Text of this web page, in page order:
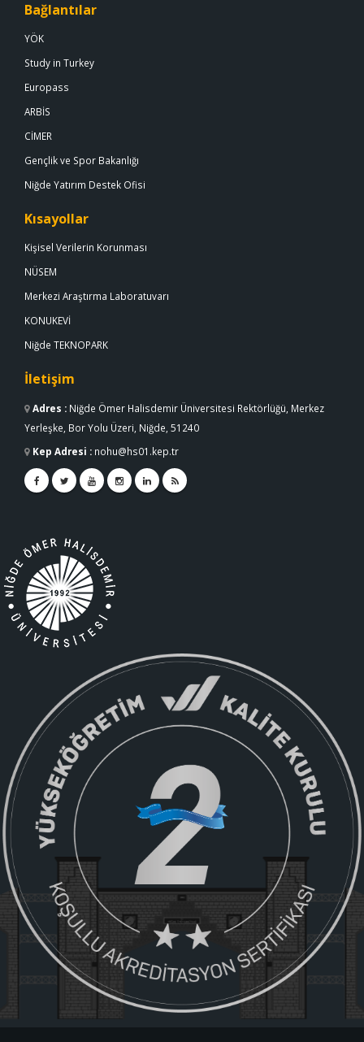
Bağlantılar
YÖK
Study in Turkey
Europass
ARBİS
CİMER
Gençlik ve Spor Bakanlığı
Niğde Yatırım Destek Ofisi
Kısayollar
Kişisel Verilerin Korunması
NÜSEM
Merkezi Araştırma Laboratuvarı
KONUKEVİ
Niğde TEKNOPARK
İletişim
Adres : Niğde Ömer Halisdemir Üniversitesi Rektörlüğü, Merkez
Yerleşke, Bor Yolu Üzeri, Niğde, 51240
Kep Adresi : nohu@hs01.kep.tr